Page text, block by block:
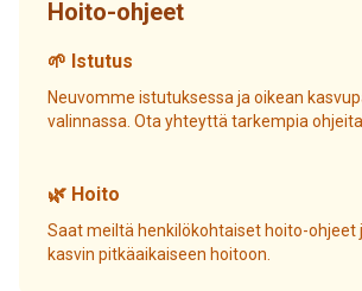
Hoito-ohjeet
🌱 Istutus
Neuvomme istutuksessa ja oikean
valinnassa. Ota yhteyttä tarkempia
🌿 Hoito
Saat meiltä henkilökohtaiset hoito-ohjeet
kasvin pitkäaikaiseen hoitoon.